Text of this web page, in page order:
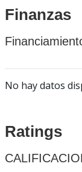
Finanzas
No hay datos
Ratings